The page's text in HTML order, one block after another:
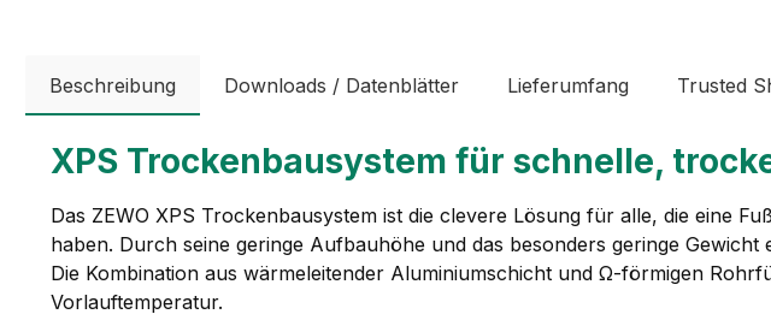
Beschreibung Downloads / Datenblätter Lieferumfang Trusted
XPS Trockenbausystem für schnelle,
Das ZEWO XPS Trockenbausystem ist die clevere Lösung für alle, die eine
haben. Durch seine geringe Aufbauhöhe und das besonders geringe
Die Kombination aus wärmeleitender Aluminiumschicht und Ω-förmigen
Vorlauftemperatur.